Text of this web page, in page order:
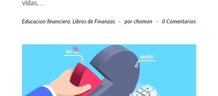
vidas, …
Educacion financiera Libros de Finanzas - por chomon - 0 Comentarios